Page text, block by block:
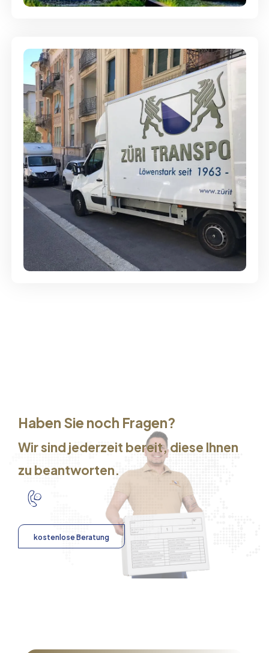
Günstige Umzüge - Hervorragender
Service
Haben Sie noch Fragen?
Wir sind jederzeit bereit, diese Ihnen
zu beantworten.
kostenlose Beratung